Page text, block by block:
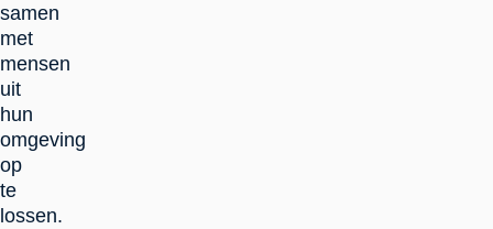
samen
met
mensen
uit
hun
omgeving
op
te
lossen.